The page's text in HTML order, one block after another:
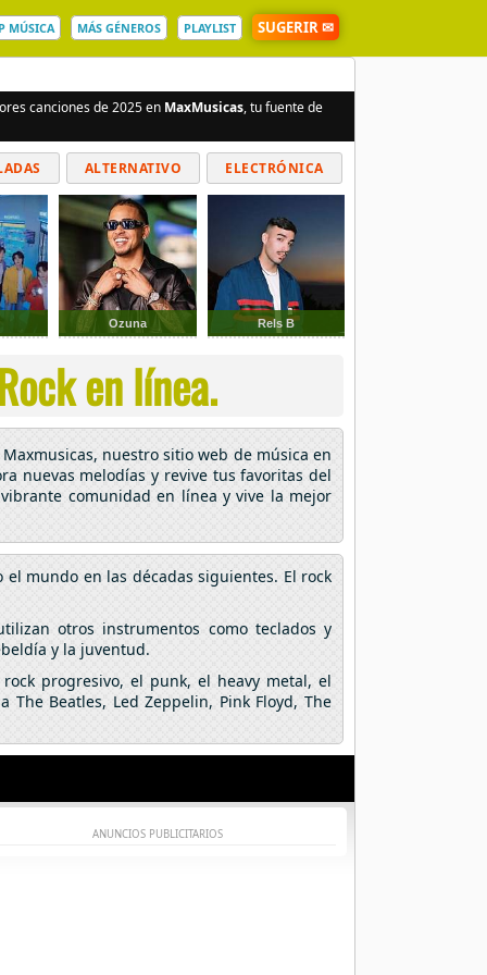
MÚSICA MÁS GÉNEROS PLAYLIST SUGERIR ✉
canciones de 2025 en MaxMusicas, tu fuente de
ALTERNATIVO ELECTRÓNICA
Ozuna Rels B
en línea.
nuestro sitio web de música en
nuevas melodías y revive tus favoritas del
comunidad en línea y vive la mejor
mundo en las décadas siguientes. El rock
otros instrumentos como teclados y
y la juventud.
progresivo, el punk, el heavy metal, el
Beatles, Led Zeppelin, Pink Floyd, The
ANUNCIOS PUBLICITARIOS